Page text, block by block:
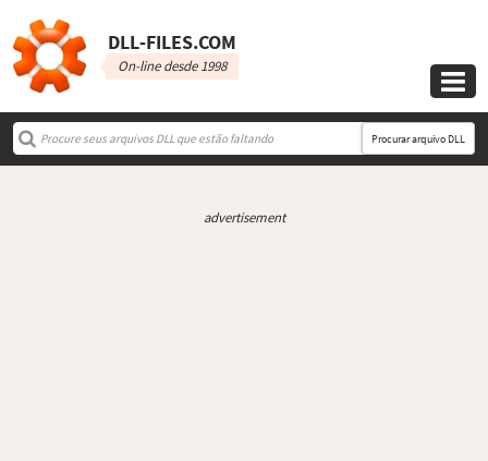
DLL‑FILES.COM
On-line desde 1998

Procurar arquivo DLL
advertisement